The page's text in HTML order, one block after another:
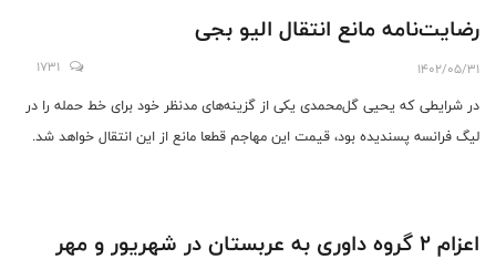
رضایت‌نامه مانع انتقال الیو بجی
1402/05/31
1731
در شرایطی که یحیی گل‌محمدی یکی از گزینه‌های مدنظر خود برای خط حمله را در
لیگ فرانسه پسندیده بود، قیمت این مهاجم قطعا مانع از این انتقال خواهد شد.
اعزام ۲ گروه داوری به عربستان در شهریور و مهر